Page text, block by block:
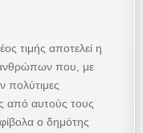
τιμής αποτελεί η
ανθρώπων που, με
πολύτιμες
από αυτούς τους
ο δημότης